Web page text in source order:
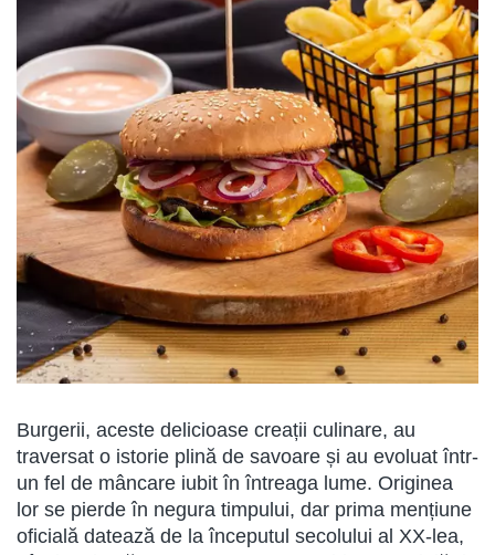
Burgerii, aceste delicioase creații culinare, au
traversat o istorie plină de savoare și au evoluat într-
un fel de mâncare iubit în întreaga lume. Originea
lor se pierde în negura timpului, dar prima mențiune
oficială datează de la începutul secolului al XX-lea,